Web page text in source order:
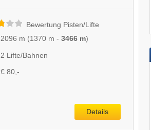
Bewertung Pisten/Lifte
2096 m (1370 m - 3466 m)
2 Lifte/Bahnen
€ 80,-
Details